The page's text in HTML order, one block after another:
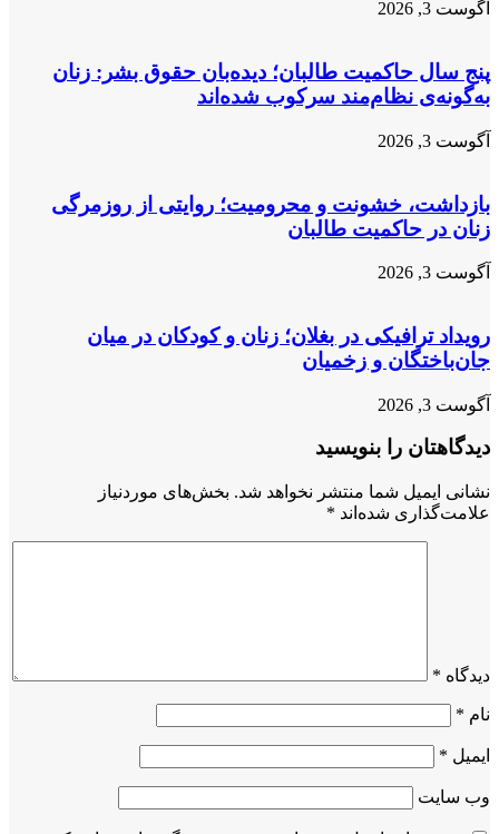
استقبال
آگوست 3, 2026
پنج سال حاکمیت طالبان؛ دیده‌بان حقوق بشر: زنان
به‌گونه‌ی نظام‌مند سرکوب شده‌اند
آگوست 3, 2026
بازداشت، خشونت و محرومیت؛ روایتی از روزمرگی
زنان در حاکمیت طالبان
آگوست 3, 2026
رویداد ترافیکی در بغلان؛ زنان و کودکان در میان
جان‌باختگان و زخمیان
آگوست 3, 2026
دیدگاهتان را بنویسید
نشانی ایمیل شما منتشر نخواهد شد. بخش‌های موردنیاز
علامت‌گذاری شده‌اند *
دیدگاه *
نام *
ایمیل *
وب‌ سایت